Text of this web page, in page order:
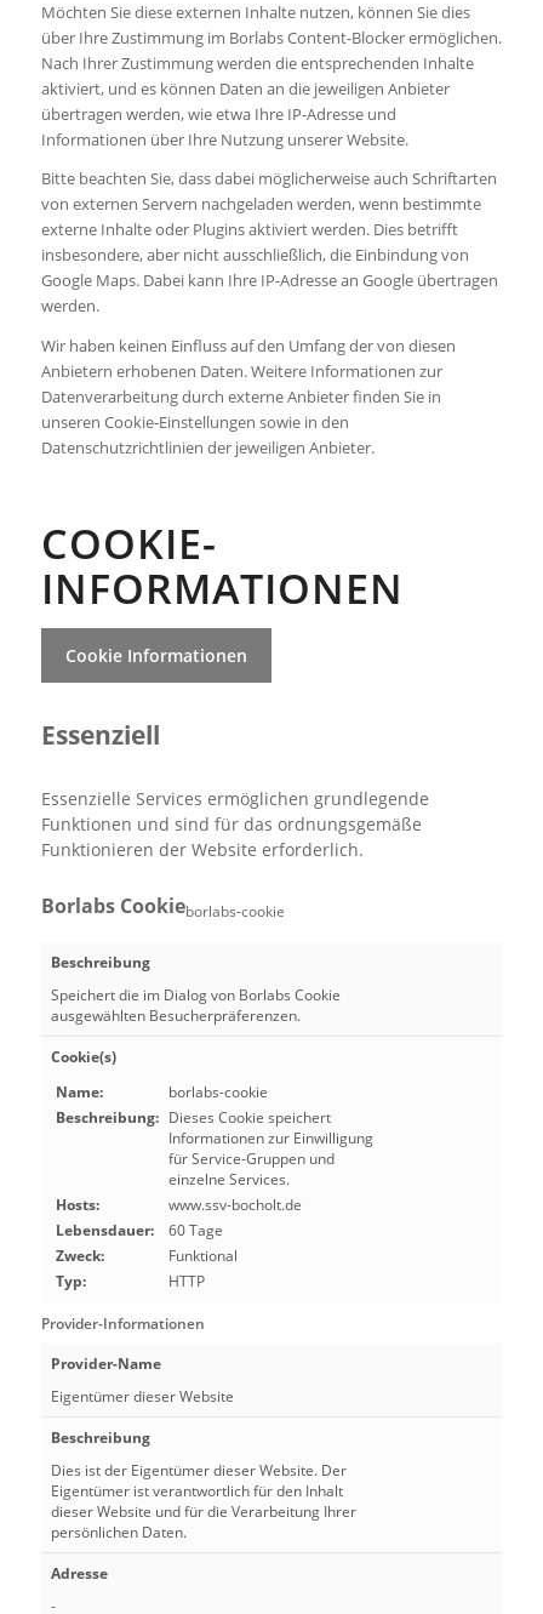
Möchten Sie diese externen Inhalte nutzen, können Sie dies
über Ihre Zustimmung im Borlabs Content-Blocker ermöglichen.
Nach Ihrer Zustimmung werden die entsprechenden Inhalte
aktiviert, und es können Daten an die jeweiligen Anbieter
übertragen werden, wie etwa Ihre IP-Adresse und
Informationen über Ihre Nutzung unserer Website.
Bitte beachten Sie, dass dabei möglicherweise auch Schriftarten
von externen Servern nachgeladen werden, wenn bestimmte
externe Inhalte oder Plugins aktiviert werden. Dies betrifft
insbesondere, aber nicht ausschließlich, die Einbindung von
Google Maps. Dabei kann Ihre IP-Adresse an Google übertragen
werden.
Wir haben keinen Einfluss auf den Umfang der von diesen
Anbietern erhobenen Daten. Weitere Informationen zur
Datenverarbeitung durch externe Anbieter finden Sie in
unseren Cookie-Einstellungen sowie in den
Datenschutzrichtlinien der jeweiligen Anbieter.
COOKIE-
INFORMATIONEN
Cookie Informationen
Essenziell
Essenzielle Services ermöglichen grundlegende
Funktionen und sind für das ordnungsgemäße
Funktionieren der Website erforderlich.
Borlabs Cookieborlabs-cookie
Beschreibung
Speichert die im Dialog von Borlabs Cookie
ausgewählten Besucherpräferenzen.
Cookie(s)
Name:
borlabs-cookie
Beschreibung: Dieses Cookie speichert
Informationen zur Einwilligung
für Service-Gruppen und
einzelne Services.
Hosts:
www.ssv-bocholt.de
Lebensdauer:
60 Tage
Zweck:
Funktional
Typ:
HTTP
Provider-Informationen
Provider-Name
Eigentümer dieser Website
Beschreibung
Dies ist der Eigentümer dieser Website. Der
Eigentümer ist verantwortlich für den Inhalt
dieser Website und für die Verarbeitung Ihrer
persönlichen Daten.
Adresse
-